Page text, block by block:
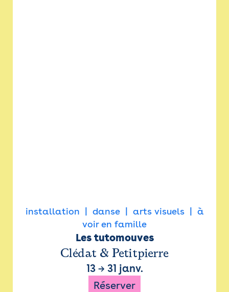
installation danse arts visuels
à
voir en famille
Les tutomouves
Clédat & Petitpierre
13→ 31 janv.
Réserver